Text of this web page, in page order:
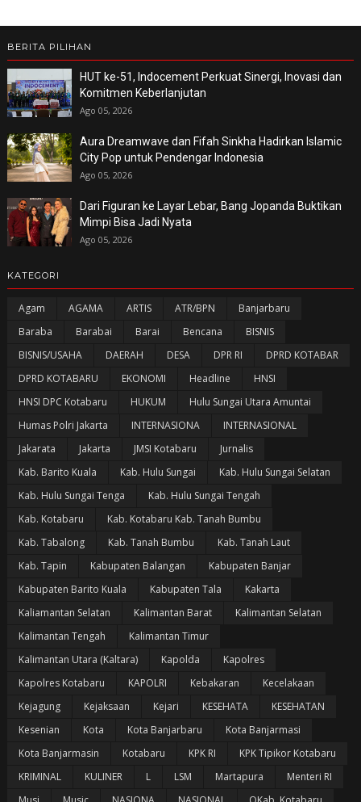
BERITA PILIHAN
HUT ke-51, Indocement Perkuat Sinergi, Inovasi dan
Komitmen Keberlanjutan
Ago 05, 2026
Aura Dreamwave dan Fifah Sinkha Hadirkan Islamic
City Pop untuk Pendengar Indonesia
Ago 05, 2026
Dari Figuran ke Layar Lebar, Bang Jopanda Buktikan
Mimpi Bisa Jadi Nyata
Ago 05, 2026
KATEGORI
Agam AGAMA ARTIS ATR/BPN
Banjarbaru
Baraba
Barabai Barai Bencana
BISNIS
BISNIS/USAHA
DAERAH DESA DPR RI
DPRD KOTABAR
DPRD KOTABARU
EKONOMI Headline
HNSI
HNSI DPC Kotabaru
HUKUM
Hulu Sungai Utara Amuntai
Humas Polri Jakarta
INTERNASIONA
INTERNASIONAL
Jakarata
Jakarta JMSI Kotabaru
Jurnalis
Kab. Barito Kuala
Kab. Hulu Sungai
Kab. Hulu Sungai Selatan
Kab. Hulu Sungai Tenga
Kab. Hulu Sungai Tengah
Kab. Kotabaru
Kab. Kotabaru Kab. Tanah Bumbu
Kab. Tabalong
Kab. Tanah Bumbu
Kab. Tanah Laut
Kab. Tapin
Kabupaten Balangan
Kabupaten Banjar
Kabupaten Barito Kuala
Kabupaten Tala
Kakarta
Kaliamantan Selatan
Kalimantan Barat
Kalimantan Selatan
Kalimantan Tengah
Kalimantan Timur
Kalimantan Utara (Kaltara)
Kapolda
Kapolres
Kapolres Kotabaru
KAPOLRI Kebakaran
Kecelakaan
Kejagung
Kejaksaan Kejari KESEHATA
KESEHATAN
Kesenian
Kota Kota Banjarbaru
Kota Banjarmasi
Kota Banjarmasin
Kotabaru KPK RI
KPK Tipikor Kotabaru
KRIMINAL
KULINER L LSM Martapura
Menteri RI